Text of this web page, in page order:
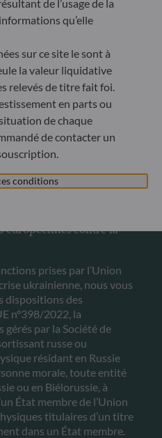
LUX
et des sociétés de
Agréé et supervisé
du Secteur Financier
européennes contre la
prises par l’Union
ukrainienne, nous vous
dispositions des
n°398/2022, la
par la Société de
russe ou
résidant en Russie
morale, toute entité
ou en Biélorussie, à
État membre de l’Union
titulaires d’un titre
dans un État membre.
de l’usage de la
qu’elle
sur ce site le sont à
la valeur liquidative
relevés de titre fait foi.
en parts ou
de chaque
de contacter un
conditions